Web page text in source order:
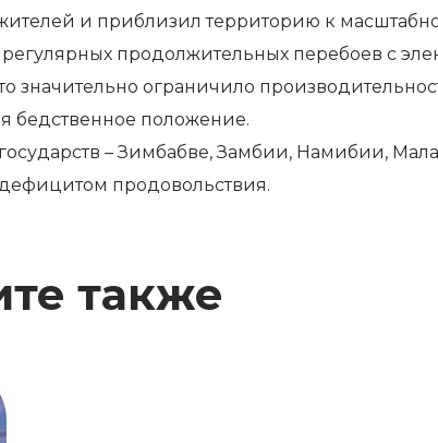
и приблизил территорию к
продолжительных перебоев с
значительно ограничило
бедственное положение.
– Зимбабве, Замбии, Намибии,
продовольствия.
также